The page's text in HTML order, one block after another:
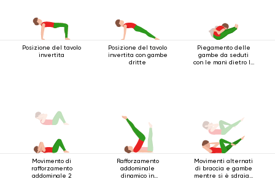
Posizione del tavolo
invertita
Posizione del tavolo
invertita con gambe
dritte
Piegamento delle
gambe da seduti
con le mani dietro la
Movimento di
rafforzamento
addominale 2
Rafforzamento
addominale
dinamico in
Movimenti alternati
di braccia e gambe
mentre si è sdraiati